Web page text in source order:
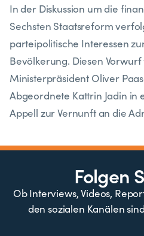
In der Diskussion um die
Sechsten Staatsreform
parteipolitische Interessen
Bevölkerung. Diesen
Ministerpräsident Oliver
Abgeordnete Kattrin Jadin in
Appell zur Vernunft an die
Folgen
Ob Interviews, Videos,
den sozialen Kanälen